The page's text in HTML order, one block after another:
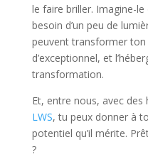
le faire briller. Imagine-
besoin d’un peu de
peuvent transformer
d’exceptionnel, et
transformation.
Et, entre nous, avec
LWS, tu peux donner à
potentiel qu’il mérite.
?